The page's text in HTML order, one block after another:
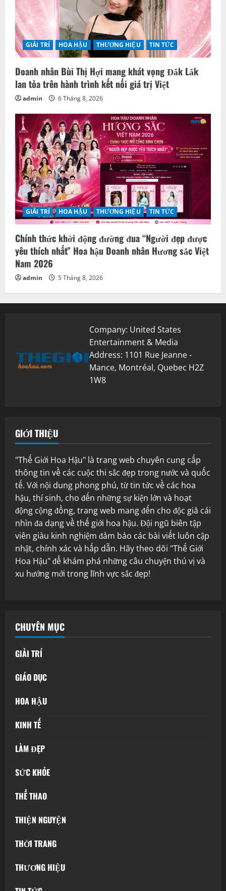
GIẢI TRÍ HOA HẬU THƯƠNG HIỆU TIN TỨC
Doanh nhân Bùi Thị Hợi mang khát vọng Đắk Lắk
lan tỏa trên hành trình kết nối giá trị Việt
admin 6 Tháng 8, 2026
GIẢI TRÍ HOA HẬU THƯƠNG HIỆU TIN TỨC
Chính thức khởi động đường đua “Người đẹp được
yêu thích nhất” Hoa hậu Doanh nhân Hương sắc Việt
Nam 2026
admin 5 Tháng 8, 2026
Company: United States
Entertainment & Media
Address: 1101 Rue Jeanne -
Mance, Montréal, Quebec H2Z
1W8
GIỚI THIỆU
"Thế Giới Hoa Hậu" là trang web chuyên cung cấp
thông tin về các cuộc thi sắc đẹp trong nước và quốc
tế. Với nội dung phong phú, từ tin tức về các hoa
hậu, thí sinh, cho đến những sự kiện lớn và hoạt
động cộng đồng, trang web mang đến cho độc giả cái
nhìn đa dạng về thế giới hoa hậu. Đội ngũ biên tập
viên giàu kinh nghiệm đảm bảo các bài viết luôn cập
nhật, chính xác và hấp dẫn. Hãy theo dõi "Thế Giới
Hoa Hậu" để khám phá những câu chuyện thú vị và
xu hướng mới trong lĩnh vực sắc đẹp!
CHUYÊN MỤC
GIẢI TRÍ
GIÁO DỤC
HOA HẬU
KINH TẾ
LÀM ĐẸP
SỨC KHỎE
THỂ THAO
THIỆN NGUYỆN
THỜI TRANG
THƯƠNG HIỆU